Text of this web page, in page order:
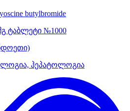
butylbromide
ტაბლეტი №1000
ჰეპატოლოგია